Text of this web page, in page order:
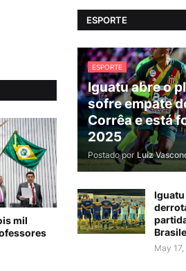
mil
ESPORTE
ESPORTE
Iguatu abre o
sofre empate
Corrêa e está
2025
Postado por Luiz
Iguatu
May